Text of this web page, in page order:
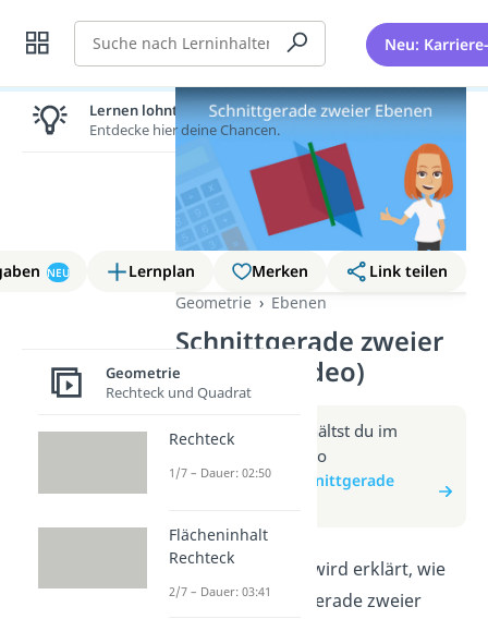
Suche Neu:
NEU Lernplan Merken
Link teilen
Geometrie
Ebenen
Schnittgerade zweier
Ebenen (Video)
Weitere Infos erhältst du im
Beitrag zum Video
zum Beitrag: Schnittgerade
In diesem Video wird erklärt, wie
man die Schnittgerade zweier
Lernen lohnt sich!
Entdecke hier deine Chancen.
Geometrie
Rechteck und Quadrat
Rechteck
1/7 – Dauer: 02:50
Flächeninhalt
Rechteck
2/7 – Dauer: 03:41